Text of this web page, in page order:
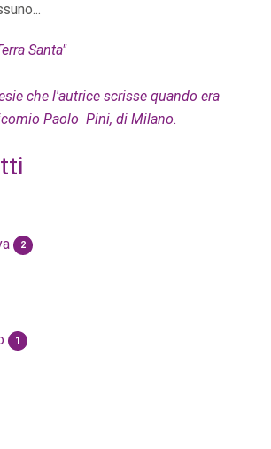
Santa"
che l'autrice scrisse quando era
Paolo Pini, di Milano.
2
1